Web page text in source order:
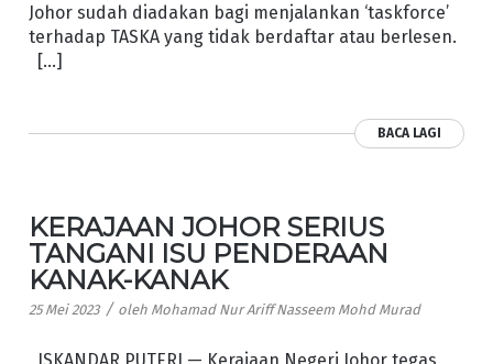
Johor sudah diadakan bagi menjalankan ‘taskforce’
terhadap TASKA yang tidak berdaftar atau berlesen.
[…]
BACA LAGI
KERAJAAN JOHOR SERIUS
TANGANI ISU PENDERAAN
KANAK-KANAK
25 Mei 2023 / oleh Mohamad Nur Ariff Nasseem Mohd Murad
ISKANDAR PUTERI — Kerajaan Negeri Johor tegas